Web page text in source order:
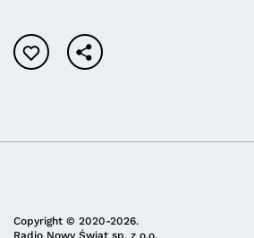
Copyright © 2020-2026.
Radio Nowy Świat sp. z o.o.